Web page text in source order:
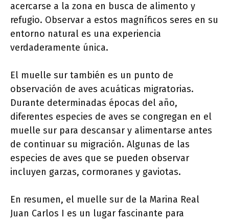
acercarse a la zona en busca de alimento y
refugio. Observar a estos magníficos seres en su
entorno natural es una experiencia
verdaderamente única.
El muelle sur también es un punto de
observación de aves acuáticas migratorias.
Durante determinadas épocas del año,
diferentes especies de aves se congregan en el
muelle sur para descansar y alimentarse antes
de continuar su migración. Algunas de las
especies de aves que se pueden observar
incluyen garzas, cormoranes y gaviotas.
En resumen, el muelle sur de la Marina Real
Juan Carlos I es un lugar fascinante para